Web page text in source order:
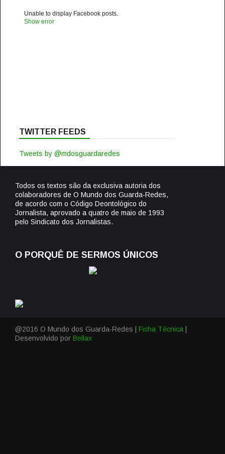
Unable to display Facebook posts.
Show error
TWITTER FEEDS
Tweets by @mdosguardaredes
Todos os textos são da exclusiva autoria dos
colaboradores de O Mundo dos Guarda-Redes,
de acordo com o Código Deontológico do
Jornalista, aprovado a quatro de maio de 1993
pelo Sindicato dos Jornalistas.
O PORQUÊ DE SERMOS ÚNICOS
@2016 O Mundo dos Guarda-Redes | Ficha Técnica
Desenvolvido por Bellax